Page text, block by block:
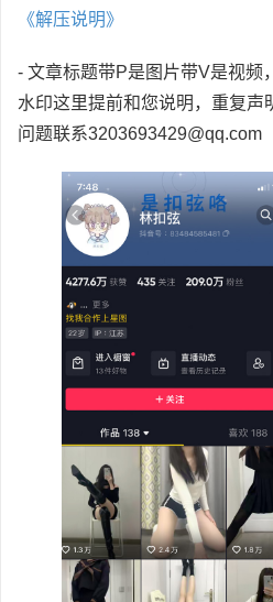
《解压说明》
- 文章标题带P是图片带V是视频
水印这里提前和您说明，重复声
问题联系3203693429@qq.com